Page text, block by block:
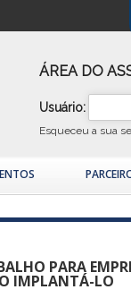
ÁREA DO
Usuário:
Esqueceu a sua
PARA
IMPLANTÁ-LO